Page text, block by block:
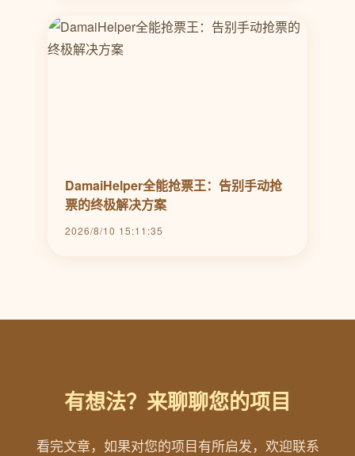
DamaiHelper全能抢票王：告别手动抢
票的终极解决方案
2026/8/10 15:11:35
有想法？来聊聊您的项目
看完文章，如果对您的项目有所启发，欢迎联系